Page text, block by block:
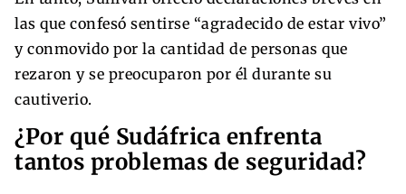
las que confesó sentirse “agradecido de estar vivo”
y conmovido por la cantidad de personas que
rezaron y se preocuparon por él durante su
cautiverio.
¿Por qué Sudáfrica enfrenta
tantos problemas de seguridad?